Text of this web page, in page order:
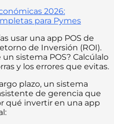
2026:
para Pymes
usar una app POS de
de Inversión (ROI).
sistema POS? Calcúlalo
y los errores que evitas.
plazo, un sistema
de gerencia que
qué invertir en una app